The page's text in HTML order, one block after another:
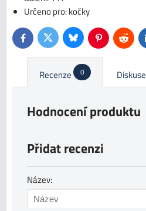
Určeno pro: kočky
FacebookTwitterBlueskyPinterestReddit
Recenze 0 Diskuse
Hodnocení produktu
Přidat recenzi
Název: